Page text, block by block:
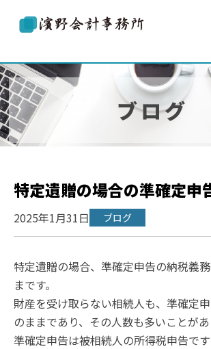
ブログ
特定遺贈の場合の準確定申
2025年1月31日 ブログ
特定遺贈の場合、準確定申告の納税義
まです。
財産を受け取らない相続人も、準確定
のままであり、その人数も多いことがあ
準確定申告は被相続人の所得税申告で